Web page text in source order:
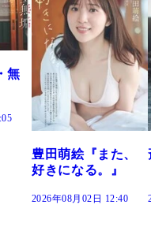
斎藤恭代
『BOUND』
2026年08月02日 12:35